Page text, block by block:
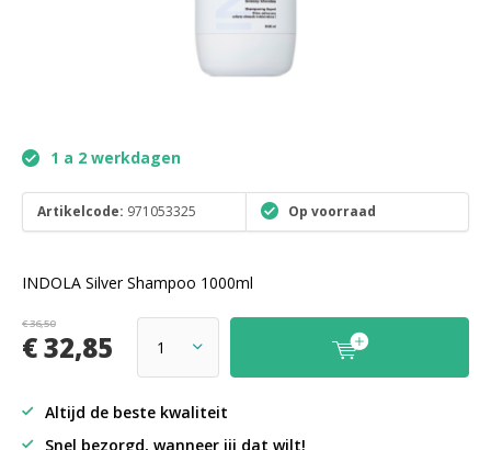
1 a 2 werkdagen
Artikelcode: 971053325 Op voorraad
INDOLA Silver Shampoo 1000ml
€ 36,50
€ 32,85
Altijd de beste kwaliteit
Snel bezorgd, wanneer jij dat wilt!